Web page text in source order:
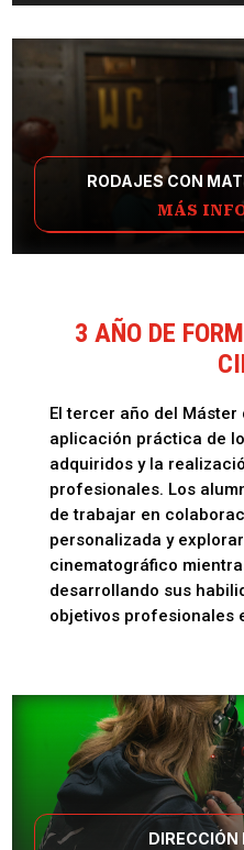
RODAJES CON
MÁS
3 AÑO DE
El tercer año del
aplicación práctica de
adquiridos y la
profesionales. Los
de trabajar en
personalizada y
cinematográfico
desarrollando sus
objetivos profesionales
DIRECCIÓN